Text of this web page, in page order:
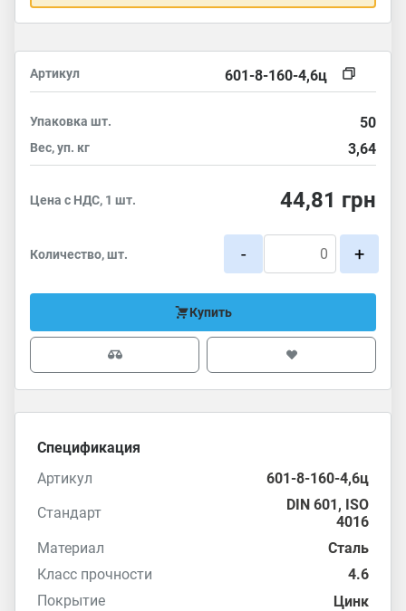
Артикул 601-8-160-4,6ц
Упаковка шт. 50
Вес, уп. кг 3,64
Цена с НДС, 1 шт. 44,81 грн
Количество, шт. - +
Купить
Спецификация
Артикул
601-8-160-4,6ц
Стандарт
DIN 601, ISO
4016
Материал
Сталь
Класс прочности
4.6
Покрытие
Цинк